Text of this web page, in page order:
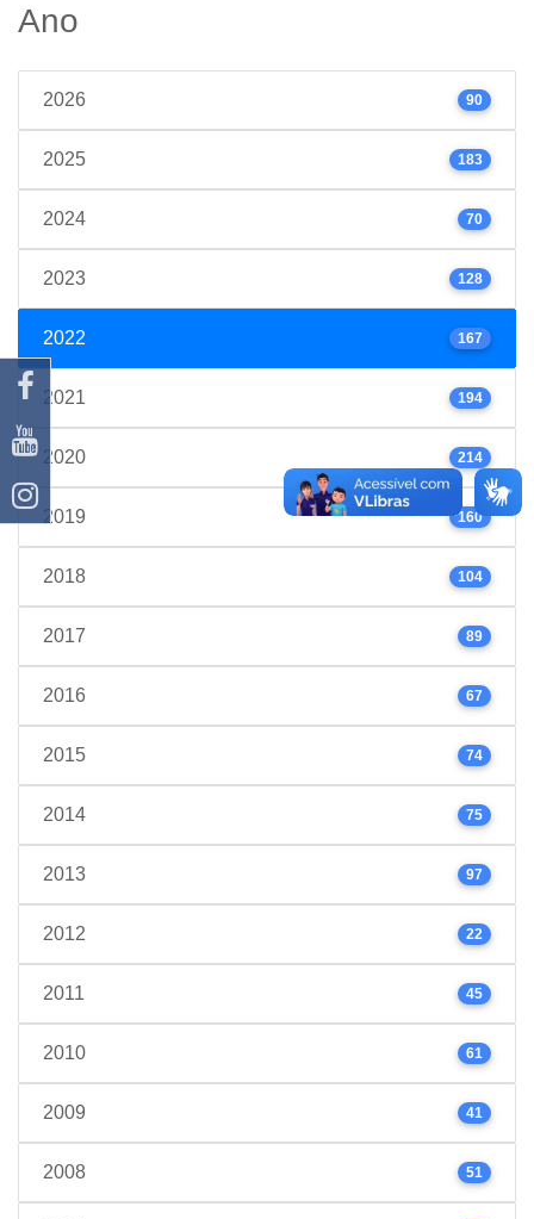
Ano
2026 90
2025 183
2024 70
2023 128
2022 167
2021 194
2020 214
2019 160
2018 104
2017 89
2016 67
2015 74
2014 75
2013 97
2012 22
2011 45
2010 61
2009 41
2008 51